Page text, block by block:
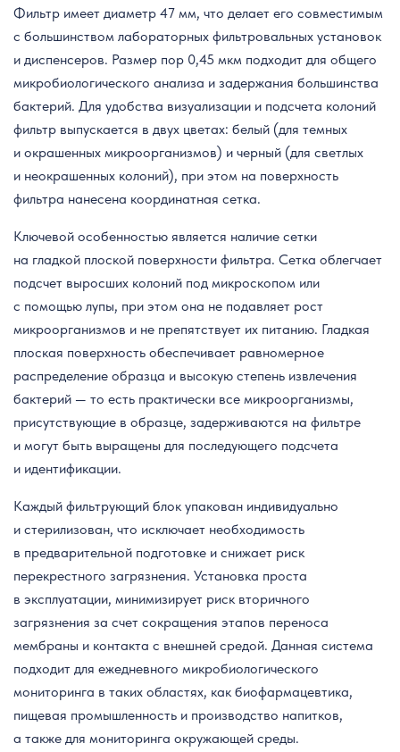
Фильтр имеет диаметр 47 мм, что делает его совместимым
с большинством лабораторных фильтровальных установок
и диспенсеров. Размер пор 0,45 мкм подходит для общего
микробиологического анализа и задержания большинства
бактерий. Для удобства визуализации и подсчета колоний
фильтр выпускается в двух цветах: белый (для темных
и окрашенных микроорганизмов) и черный (для светлых
и неокрашенных колоний), при этом на поверхность
фильтра нанесена координатная сетка.
Ключевой особенностью является наличие сетки
на гладкой плоской поверхности фильтра. Сетка облегчает
подсчет выросших колоний под микроскопом или
с помощью лупы, при этом она не подавляет рост
микроорганизмов и не препятствует их питанию. Гладкая
плоская поверхность обеспечивает равномерное
распределение образца и высокую степень извлечения
бактерий — то есть практически все микроорганизмы,
присутствующие в образце, задерживаются на фильтре
и могут быть выращены для последующего подсчета
и идентификации.
Каждый фильтрующий блок упакован индивидуально
и стерилизован, что исключает необходимость
в предварительной подготовке и снижает риск
перекрестного загрязнения. Установка проста
в эксплуатации, минимизирует риск вторичного
загрязнения за счет сокращения этапов переноса
мембраны и контакта с внешней средой. Данная система
подходит для ежедневного микробиологического
мониторинга в таких областях, как биофармацевтика,
пищевая промышленность и производство напитков,
а также для мониторинга окружающей среды.